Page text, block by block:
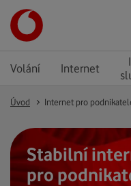
Volání Internet
Úvod Internet pro
Stabilní
pro